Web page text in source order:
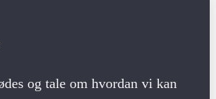
og tale om hvordan vi kan